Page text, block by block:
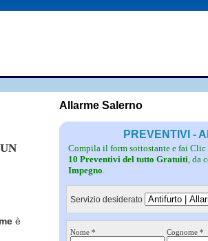
è
Allarme Salerno
PREVENTIVI -
Compila il form sottostante e fai Clic
10 Preventivi del tutto Gratuiti, da
Impegno.
Servizio desiderato
Nome * Cognome *